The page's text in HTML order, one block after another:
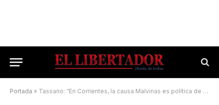
Portada » Tassano: “En Corrientes, la causa Malvinas es política de Estado”